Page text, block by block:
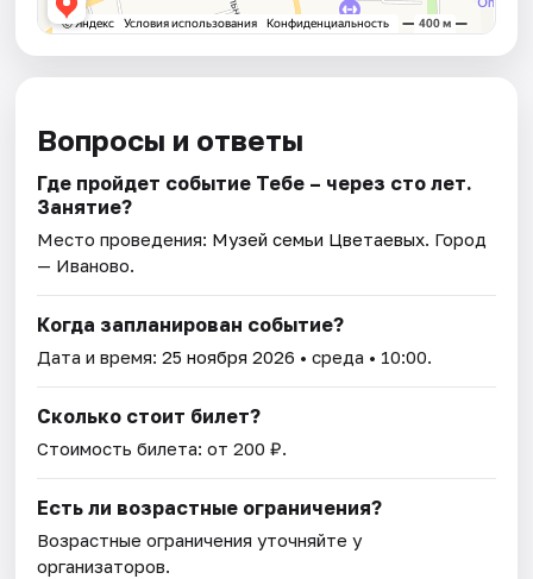
Вопросы и ответы
Где пройдет событие Тебе – через сто лет.
Занятие?
Место проведения: Музей семьи Цветаевых. Город
— Иваново.
Когда запланирован событие?
Дата и время:25 ноября 2026 • среда • 10:00.
Сколько стоит билет?
Стоимость билета: от 200 ₽.
Есть ли возрастные ограничения?
Возрастные ограничения уточняйте у
организаторов.